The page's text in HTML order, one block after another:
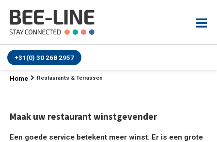
+31(0) 30 268 2957
Home Restaurants & Terrassen
Maak uw restaurant winstgevender
Een goede service betekent meer winst. Er is een grote